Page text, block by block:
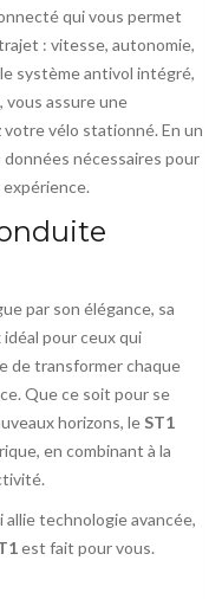
qui vous permet
: vitesse, autonomie,
système antivol intégré,
vous assure une
vélo stationné. En un
données nécessaires pour
par son élégance, sa
pour ceux qui
de transformer chaque
Que ce soit pour se
horizons, le ST1
en combinant à la
allie technologie avancée,
est fait pour vous.